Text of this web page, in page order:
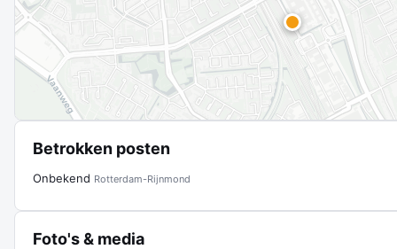
Betrokken posten
Onbekend Rotterdam-Rijnmond
Foto's & media